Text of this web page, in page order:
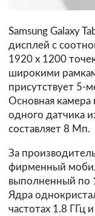
Samsung Galaxy
дисплей с
1920 х 1200
широкими
присутствует 5-
Основная камера
одного датчика
составляет 8 Мп.
За
фирменный
выполненный по
Ядра
частотах 1.8 ГГц